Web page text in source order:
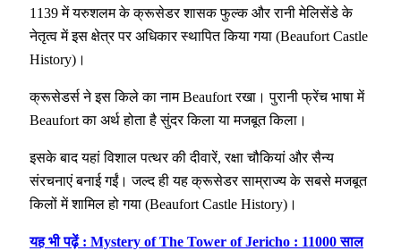
1139 में यरुशलम के क्रूसेडर शासक फुल्क और रानी मेलिसेंडे के
नेतृत्व में इस क्षेत्र पर अधिकार स्थापित किया गया (Beaufort Castle
History)।
क्रूसेडर्स ने इस किले का नाम Beaufort रखा। पुरानी फ्रेंच भाषा में
Beaufort का अर्थ होता है सुंदर किला या मजबूत किला।
इसके बाद यहां विशाल पत्थर की दीवारें, रक्षा चौकियां और सैन्य
संरचनाएं बनाई गईं। जल्द ही यह क्रूसेडर साम्राज्य के सबसे मजबूत
किलों में शामिल हो गया (Beaufort Castle History)।
यह भी पढ़ें : Mystery of The Tower of Jericho : 11000 साल